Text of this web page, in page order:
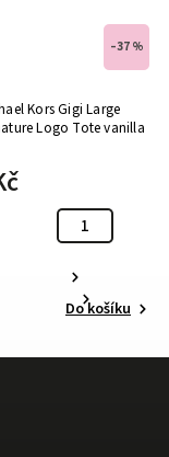
–37 %
Kors Gigi Large
Logo Tote vanilla
Do košíku